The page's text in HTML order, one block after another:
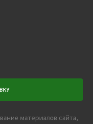
материалов сайта,